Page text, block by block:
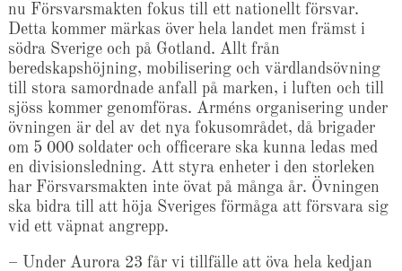
nu Försvarsmakten fokus till ett nationellt försvar.
Detta kommer märkas över hela landet men främst i
södra Sverige och på Gotland. Allt från
beredskapshöjning, mobilisering och värdlandsövning
till stora samordnade anfall på marken, i luften och till
sjöss kommer genomföras. Arméns organisering under
övningen är del av det nya fokusområdet, då brigader
om 5 000 soldater och officerare ska kunna ledas med
en divisionsledning. Att styra enheter i den storleken
har Försvarsmakten inte övat på många år. Övningen
ska bidra till att höja Sveriges förmåga att försvara sig
vid ett väpnat angrepp.
– Under Aurora 23 får vi tillfälle att öva hela kedjan